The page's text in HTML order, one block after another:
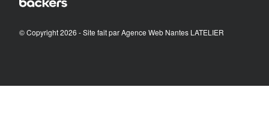
© Copyright 2026 - Site fait parAgence Web Nantes LATELIER